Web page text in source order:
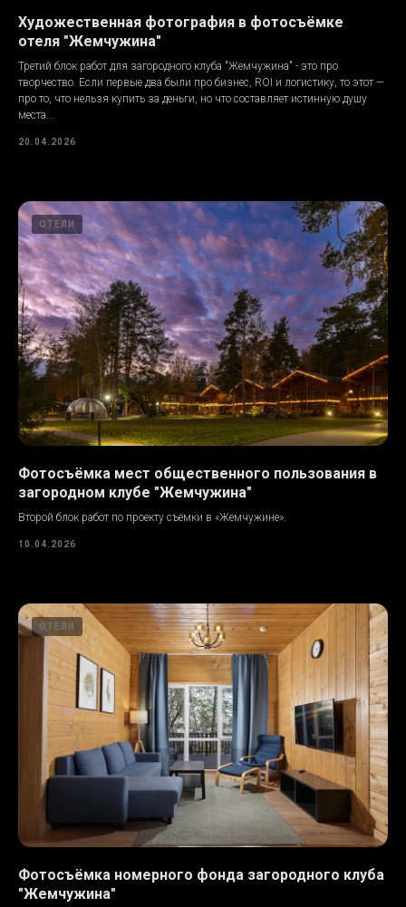
Художественная фотография в фотосъёмке
отеля "Жемчужина"
Третий блок работ для загородного клуба "Жемчужина" - это про
творчество. Если первые два были про бизнес, ROI и логистику, то этот —
про то, что нельзя купить за деньги, но что составляет истинную душу
места...
20.04.2026
ОТЕЛИ
Фотосъёмка мест общественного пользования в
загородном клубе "Жемчужина"
Второй блок работ по проекту съёмки в «Жемчужине».
10.04.2026
ОТЕЛИ
Фотосъёмка номерного фонда загородного клуба
"Жемчужина"